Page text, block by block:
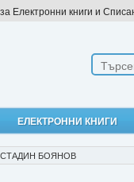
Електронни книги и
ЕЛЕКТРОННИ КНИГИ
БОЯНОВ